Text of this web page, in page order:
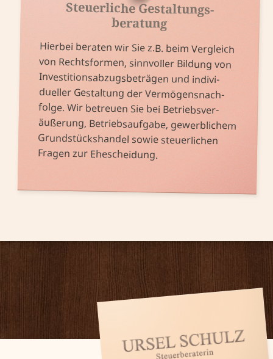
Steuerliche Gestaltungs­
beratung
Hierbei beraten wir Sie z.B. beim Ver­gleich
von Rechts­formen, sinn­voller Bildung von
Investitions­abzugs­beträgen und indivi­
dueller Ge­staltung der Ver­mögens­nach­
folge. Wir be­treuen Sie bei Betriebs­ver­
äußerung, Betriebs­auf­gabe, gewerb­lichem
Grund­stücks­handel sowie steuer­lichen
Fragen zur Ehe­scheidung.